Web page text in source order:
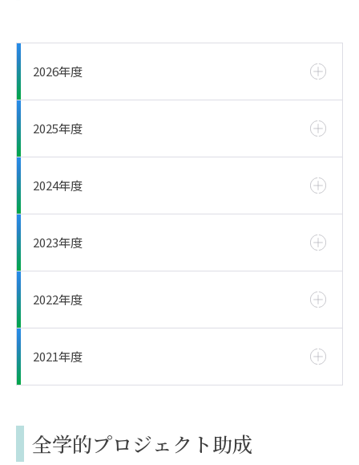
2026年度
2025年度
2024年度
2023年度
2022年度
2021年度
全学的プロジェクト助成